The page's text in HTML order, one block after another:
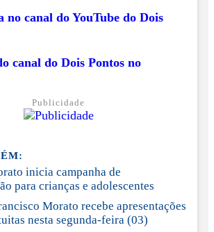
no canal do YouTube do Dois
canal do Dois Pontos no
Publicidade
inicia campanha de
para crianças e adolescentes
Morato recebe apresentações
nesta segunda-feira (03)